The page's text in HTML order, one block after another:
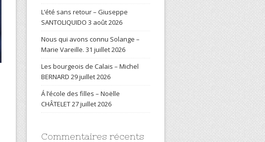
L’été sans retour – Giuseppe
SANTOLIQUIDO 3 août 2026
Nous qui avons connu Solange –
Marie Vareille. 31 juillet 2026
Les bourgeois de Calais – Michel
BERNARD 29 juillet 2026
Á l’école des filles – Noëlle
CHÂTELET27 juillet 2026
Commentaires récents